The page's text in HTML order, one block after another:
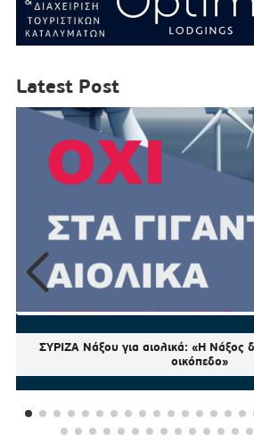
Latest Post
ΣΥΡΙΖΑ Νάξου για αιολικά: «Η Νάξος
οικόπεδο»